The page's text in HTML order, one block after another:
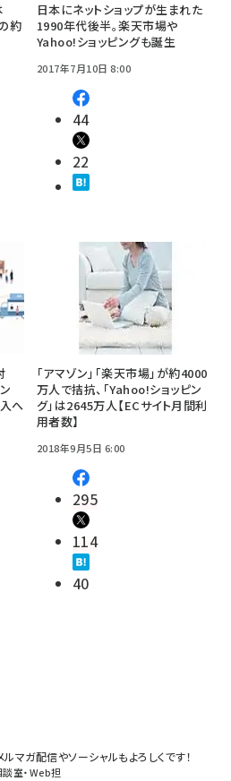
約
日本にネットショップが生まれた
1990年代後半。楽天市場や
Yahoo!ショッピングも誕生
2017年7月10日 8:00
44
22
へ
「アマゾン」「楽天市場」が約4000
万人で拮抗、「Yahoo!ショッピン
グ」は2645万人【ECサイト月間利
用者数】
2018年9月5日 6:00
295
114
40
マガ配信やソーシャルもよろしくです！
談室・Web担